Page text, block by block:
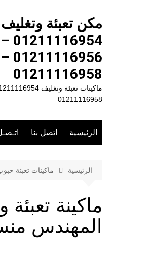
مكن تعبئة وتغليف
01211116954 –
01211116956 –
01211116958
01211116958
الرئيسية اتصل بنا
الرئيسية ماكينات تعبئة
المهندس